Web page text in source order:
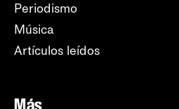
Periodismo
Música
Artículos leídos